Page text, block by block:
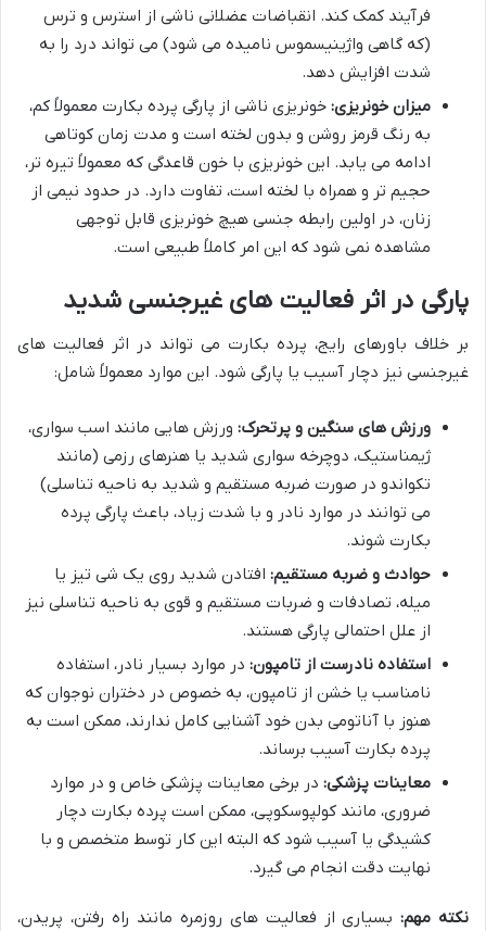
فرآیند کمک کند. انقباضات عضلانی ناشی از استرس و ترس
(که گاهی واژینیسموس نامیده می شود) می تواند درد را به
شدت افزایش دهد.
میزان خونریزی: خونریزی ناشی از پارگی پرده بکارت معمولاً کم،
به رنگ قرمز روشن و بدون لخته است و مدت زمان کوتاهی
ادامه می یابد. این خونریزی با خون قاعدگی که معمولاً تیره تر،
حجیم تر و همراه با لخته است، تفاوت دارد. در حدود نیمی از
زنان، در اولین رابطه جنسی هیچ خونریزی قابل توجهی
مشاهده نمی شود که این امر کاملاً طبیعی است.
پارگی در اثر فعالیت های غیرجنسی شدید
بر خلاف باورهای رایج، پرده بکارت می تواند در اثر فعالیت های
غیرجنسی نیز دچار آسیب یا پارگی شود. این موارد معمولاً شامل:
ورزش های سنگین و پرتحرک: ورزش هایی مانند اسب سواری،
ژیمناستیک، دوچرخه سواری شدید یا هنرهای رزمی (مانند
تکواندو در صورت ضربه مستقیم و شدید به ناحیه تناسلی)
می توانند در موارد نادر و با شدت زیاد، باعث پارگی پرده
بکارت شوند.
حوادث و ضربه مستقیم: افتادن شدید روی یک شی تیز یا
میله، تصادفات و ضربات مستقیم و قوی به ناحیه تناسلی نیز
از علل احتمالی پارگی هستند.
استفاده نادرست از تامپون: در موارد بسیار نادر، استفاده
نامناسب یا خشن از تامپون، به خصوص در دختران نوجوان که
هنوز با آناتومی بدن خود آشنایی کامل ندارند، ممکن است به
پرده بکارت آسیب برساند.
معاینات پزشکی: در برخی معاینات پزشکی خاص و در موارد
ضروری، مانند کولپوسکوپی، ممکن است پرده بکارت دچار
کشیدگی یا آسیب شود که البته این کار توسط متخصص و با
نهایت دقت انجام می گیرد.
نکته مهم:بسیاری از فعالیت های روزمره مانند راه رفتن، پریدن،